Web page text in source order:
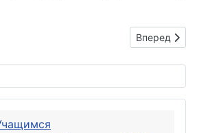
М.Ю. Лермонтова «Мцыри»Следующий:
Вперед